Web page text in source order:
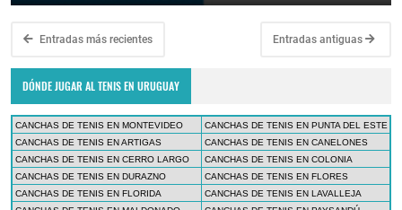
Entradas más recientes Entradas antiguas
DÓNDE JUGAR AL TENIS EN URUGUAY
CANCHAS DE TENIS EN MONTEVIDEO
CANCHAS DE TENIS EN PUNTA DEL ESTE
CANCHAS DE TENIS EN ARTIGAS
CANCHAS DE TENIS EN CANELONES
CANCHAS DE TENIS EN CERRO LARGO
CANCHAS DE TENIS EN COLONIA
CANCHAS DE TENIS EN DURAZNO
CANCHAS DE TENIS EN FLORES
CANCHAS DE TENIS EN FLORIDA
CANCHAS DE TENIS EN LAVALLEJA